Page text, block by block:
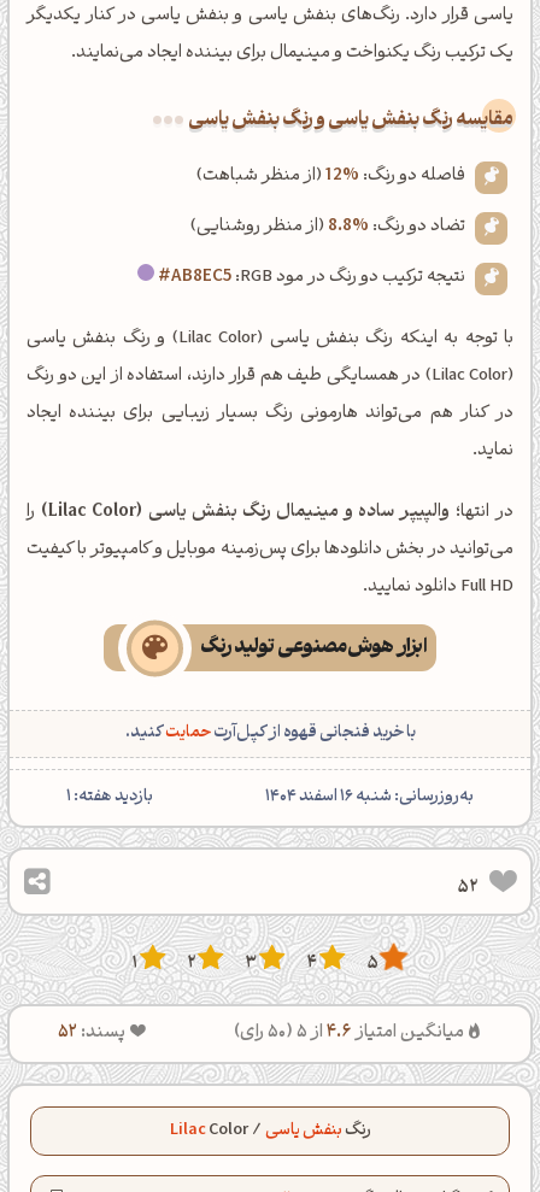
یاسی قرار دارد. رنگ‌های بنفش یاسی و بنفش یاسی در کنار یکدیگر
یک ترکیب رنگ یکنواخت و مینیمال برای بیننده ایجاد می‌نمایند.
‌مقایسه رنگ بنفش یاسی و رنگ بنفش یاسی
فاصله دو رنگ: 12%(از منظر شباهت)
تضاد دو رنگ: 8.8% (از منظر روشنایی)
نتیجه ترکیب دو رنگ در مود RGB:
#AB8EC5
با توجه به اینکه رنگ بنفش یاسی (Lilac Color) و رنگ بنفش یاسی
(Lilac Color) در همسایگی طیف هم قرار دارند، استفاده از این دو رنگ
در کنار هم می‌تواند هارمونی رنگ بسیار زیبایی برای بیننده ایجاد
نماید.
در انتها؛ والپیپر ساده و مینیمال رنگ بنفش یاسی (Lilac Color)
را
می‌توانید در بخش دانلودها برای پس‌زمینه موبایل و کامپیوتر با کیفیت
Full HD دانلود نمایید.
ابزار هوش‌مصنوعی تولید رنگ
با خرید فنجانی قهوه از کپل‌آرتحمایتکنید.
‌به‌روزرسانی: شنبه 16 اسفند 1404 بازدید هفته:1
52
5
4
3
2
1
میانگین امتیاز4.6از 5 ( 50رای) پسند: 52
رنگبنفش یاسی/
Color
Lilac